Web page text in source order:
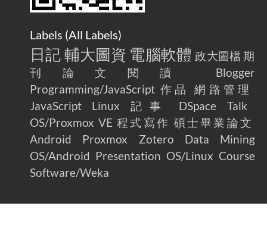
Labels (All Labels)
日記 輔大圖資 電腦軟體 政大圖檔 期
刊論文閱讀
Blogger
Programming/JavaScript 作品
網路管理
JavaScript
Linux 記事 DSpace
Talk
OS/Proxmox VE 程式寫作 碩士畢業論文
Android
Proxmox Zotero
Data Mining
OS/Android Presentation OS/Linux Course
Software/Weka